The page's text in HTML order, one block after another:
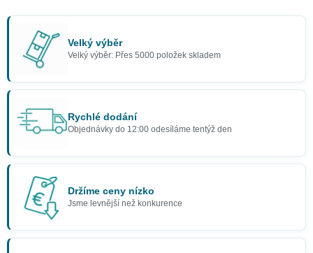
Velký výběr
Velký výběr: Přes 5000 položek skladem
Rychlé dodání
Objednávky do 12:00 odesíláme tentýž den
Držíme ceny nízko
Jsme levnější než konkurence